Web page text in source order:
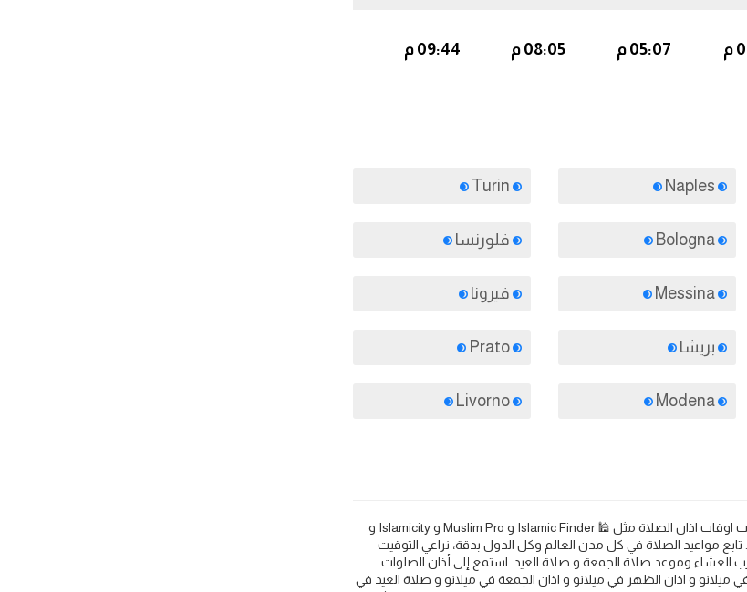
م 05:07 م 08:05 م 09:44 م
فلورنسا
فيرونا
بريشا
ميلانو: مواقيت الصلاة اذان الفجر و المغرب في اليوم - إيطاليا 🕌. اعرف مواقيت اوقات اذان الصلاة مثل 🕌 Islamic Finder و Muslim Pro و Islamicity و
Halal Trip 🕌. مواعيد الصلاة والأذان في ميلانو في يوم الخميس 06-08-2026. تابع مواعيد الصلاة في كل مدن العالم وكل الدول بدقة، نراعي التوقيت
العشاء وموعد صلاة الجمعة و صلاة العيد. استمع إلى أذان الصلوات
و اذان الظهر في ميلانو و اذان الجمعة في ميلانو و صلاة العيد في